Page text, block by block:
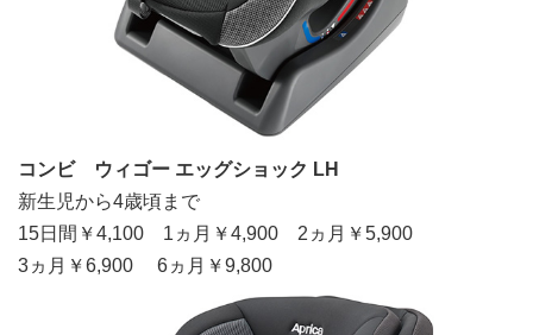
コンビ ウィゴー エッグショック LH
新生児から4歳頃まで
15日間￥4,100 1ヵ月￥4,900 2ヵ月￥5,900
3ヵ月￥6,900 6ヵ月￥9,800